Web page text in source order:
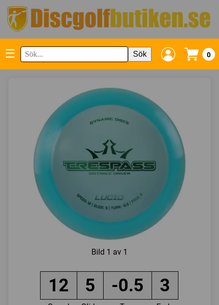
☰ Sök 0
Bild 1 av 1
12 5 -0.5 3